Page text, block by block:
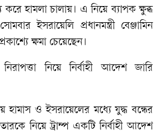
করে হামলা চালায়। এ নিয়ে ব্যাপক ক্ষুব্ধ
ইসরায়েলি প্রধানমন্ত্রী বেঞ্জামিন
ক্ষমা চেয়েছেন।
নিয়ে নির্বাহী আদেশ জারি
হামাস ও ইসরায়েলের মধ্যে যুদ্ধ বন্ধের
নিয়ে ট্রাম্প একটি নির্বাহী আদেশ